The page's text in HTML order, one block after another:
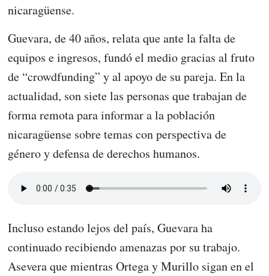
nicaragüense.
Guevara, de 40 años, relata que ante la falta de
equipos e ingresos, fundó el medio gracias al fruto
de “crowdfunding” y al apoyo de su pareja. En la
actualidad, son siete las personas que trabajan de
forma remota para informar a la población
nicaragüense sobre temas con perspectiva de
género y defensa de derechos humanos.
Incluso estando lejos del país, Guevara ha
continuado recibiendo amenazas por su trabajo.
Asevera que mientras Ortega y Murillo sigan en el